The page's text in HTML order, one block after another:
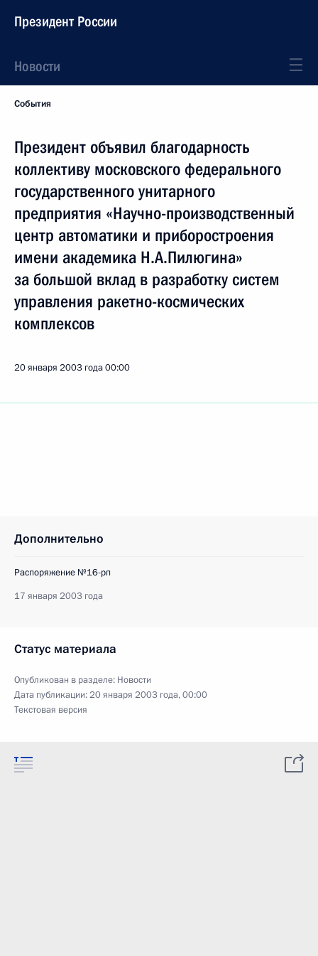
Президент России
Новости
События
Президент объявил благодарность
коллективу московского федерального
государственного унитарного
предприятия «Научно-производственный
центр автоматики и приборостроения
имени академика Н.А.Пилюгина»
за большой вклад в разработку систем
управления ракетно-космических
комплексов
20 января 2003 года00:00
Дополнительно
Распоряжение №16-рп
17 января 2003 года
Статус материала
Опубликован в разделе: Новости
Дата публикации:20 января 2003 года, 00:00
Текстовая версия